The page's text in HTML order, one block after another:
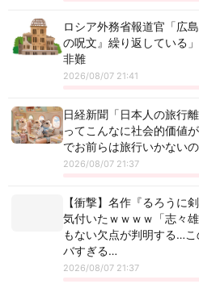
ロシア外務省報道官「広
の呪文』繰り返している
非難
2026/08/07 21:41
日経新聞「日本人の旅行
ってこんなに社会的価値
でお前らは旅行いかないの
2026/08/07 21:37
【衝撃】名作『るろうに
気付いたｗｗｗｗ「志々
もない欠点が判明する…
バすぎる…
2026/08/07 21:37